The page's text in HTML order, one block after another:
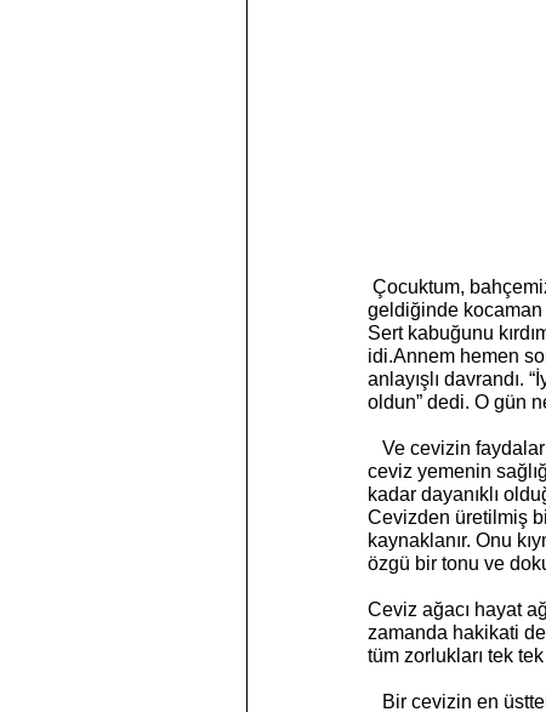
geldiğinde kocaman
Sert kabuğunu
idi.Annem hemen
anlayışlı davrandı.
oldun” dedi. O gün
ceviz yemenin
kadar dayanıklı
Cevizden üretilmiş
kaynaklanır. Onu
özgü bir tonu ve
Ceviz ağacı hayat
zamanda hakikati
tüm zorlukları tek tek